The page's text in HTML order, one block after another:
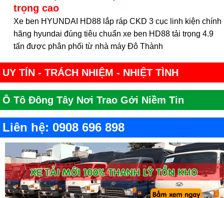
trọng cao
Xe ben HYUNDAI HD88 lắp ráp CKD 3 cục linh kiện chính
hãng hyundai đúng tiêu chuẩn xe ben HD88 tải trọng 4.9
tấn được phân phối từ nhà máy Đô Thành
UY TÍN - TRÁCH NHIỆM - NHIỆT TÌNH
Ô Tô Đông Tây Nơi Trao Gởi Niềm Tin
Liên hệ: 0908 696 898